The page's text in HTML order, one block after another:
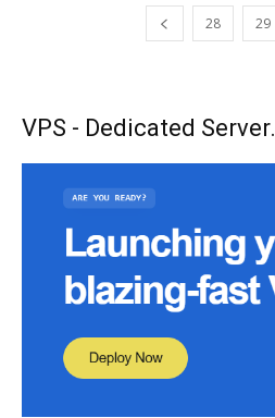
28 29
VPS - Dedicated Server.